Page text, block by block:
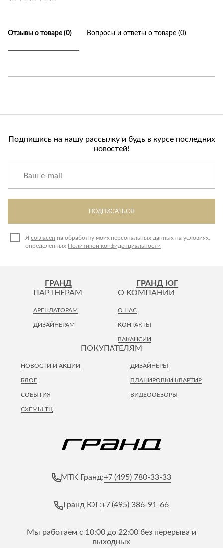
Отзывы о товаре (0) Вопросы и ответы о товаре (0)
Подпишись на нашу рассылку и будь в курсе последних
новостей!
ПОДПИСАТЬСЯ
Я согласен на обработку моих персональных данных на условиях,
определенных Политикой конфиденциальности
ГРАНД ГРАНД ЮГ
ПОКУПАТЕЛЯМ
НОВОСТИ И АКЦИИ
ПЛАНИРОВКИ КВАРТИР
ВИДЕООБЗОРЫ
БЛОГ
СОБЫТИЯ
СХЕМЫ ТЦ
ДИЗАЙНЕРЫ
ПАРТНЕРАМ
АРЕНДАТОРАМ
ДИЗАЙНЕРАМ
О КОМПАНИИ
О НАС
КОНТАКТЫ
ВАКАНСИИ
МТК Гранд:+7 (495) 780-33-33
Гранд ЮГ:+7 (495) 386-91-66
Мы работаем с 10:00 до 22:00 без перерыва и
выходных